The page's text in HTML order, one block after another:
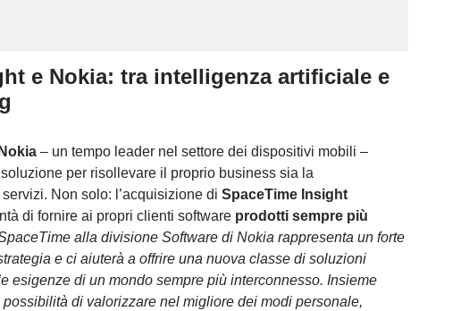
e Nokia: tra intelligenza artificiale e
Nokia – un tempo leader nel settore dei dispositivi mobili –
per risollevare il proprio business sia la
Non solo: l’acquisizione di SpaceTime Insight
di fornire ai propri clienti software prodotti sempre più
SpaceTime alla divisione Software di Nokia rappresenta un forte
e ci aiuterà a offrire una nuova classe di soluzioni
esigenze di un mondo sempre più interconnesso. Insieme
di valorizzare nel migliore dei modi personale,